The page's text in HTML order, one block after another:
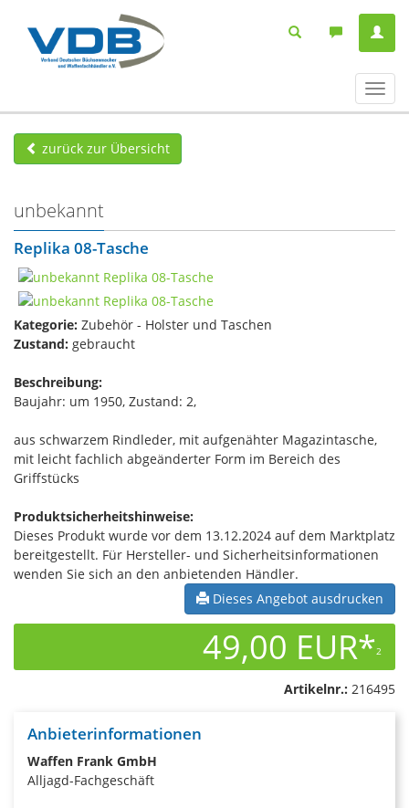
ein-/
zurück zur Übersicht
unbekannt
Replika 08-Tasche
Kategorie: Zubehör - Holster und Taschen
Zustand: gebraucht
Beschreibung:
Baujahr: um 1950, Zustand: 2,
aus schwarzem Rindleder, mit aufgenähter Magazintasche,
mit leicht fachlich abgeänderter Form im Bereich des
Griffstücks
Produktsicherheitshinweise:
Dieses Produkt wurde vor dem 13.12.2024 auf dem Marktplatz
bereitgestellt. Für Hersteller- und Sicherheitsinformationen
wenden Sie sich an den anbietenden Händler.
Dieses Angebot ausdrucken
49,00 EUR*2
Artikelnr.: 216495
Anbieterinformationen
Waffen Frank GmbH
Alljagd-Fachgeschäft